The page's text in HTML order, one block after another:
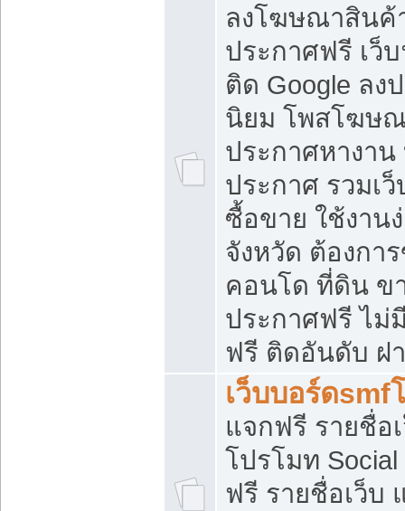
ลงโฆษณาสิน
ประกาศฟรี เว็
ติด Google ลง
นิยม โพสโฆษ
ประกาศหางาน
ประกาศ รวมเ
ซื้อขาย ใช้งาน
จังหวัด ต้องกา
คอนโด ที่ดิน ข
ประกาศฟรี ไม่
ฟรี ติดอันดับ ฝ
เว็บบอร์ดsmf
แจกฟรี รายชื่อ
โปรโมท
ฟรี รายชื่อเว็บ